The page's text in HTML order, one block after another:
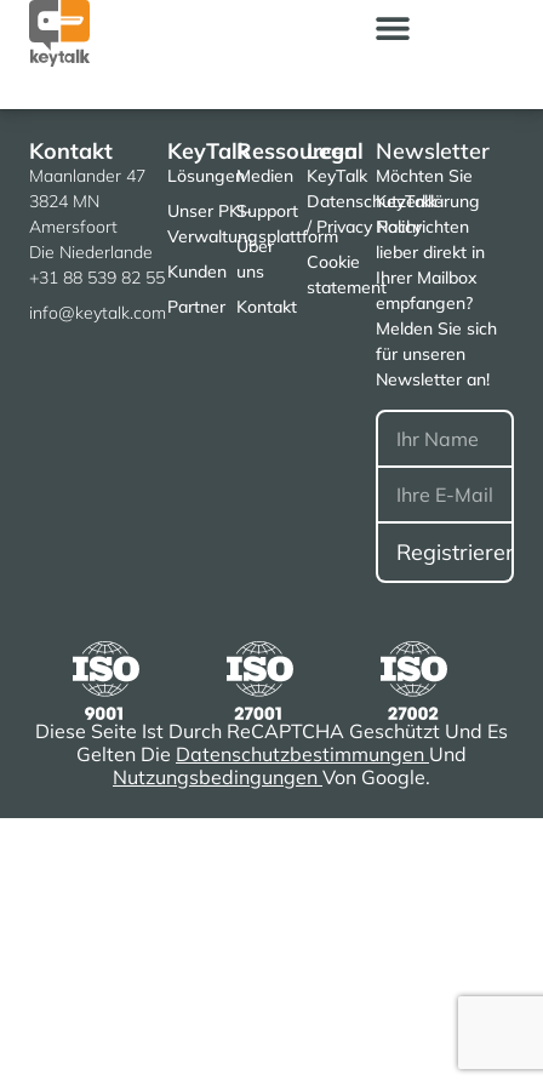
KeyTalk
Lösungen
Unser PKI-
Verwaltungsplattform
Kunden
Partner
Ressourcen
Medien
Support
Über
uns
Kontakt
Legal
KeyTalk
Datenschutzerklärung
/ Privacy Policy
Cookie
statement
Kontakt
Maanlander 47
3824 MN
Amersfoort
Die Niederlande
+31 88 539 82 55
info@keytalk.com
Newsletter
Möchten Sie
KeyTalk-
Nachrichten
lieber direkt in
Ihrer Mailbox
empfangen?
Melden Sie sich
für unseren
Newsletter an!
Diese Seite Ist Durch ReCAPTCHA Geschützt Und Es
Gelten Die Datenschutzbestimmungen Und
Nutzungsbedingungen Von Google.